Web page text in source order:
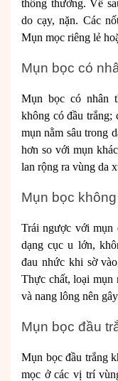
thông thường. Về
do cạy, nặn. Các
Mụn mọc riêng lẻ
Mụn bọc có
Mụn bọc có nhân
không có đầu trắng;
mụn nằm sâu trong
hơn so với mụn
lan rộng ra vùng da
Mụn bọc
Trái ngược với mụn
dạng cục u lớn,
đau nhức khi sờ
Thực chất, loại mụn
và nang lông nên
Mụn bọc đầu
Mụn bọc đầu trắng
mọc ở các vị trí